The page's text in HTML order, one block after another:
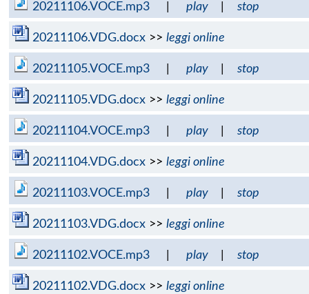
20211106.VOCE.mp3 play stop
20211106.VDG.docx >> leggi online
20211105.VOCE.mp3 play stop
20211105.VDG.docx >> leggi online
20211104.VOCE.mp3 play stop
20211104.VDG.docx >> leggi online
20211103.VOCE.mp3 play stop
20211103.VDG.docx >> leggi online
20211102.VOCE.mp3 play stop
20211102.VDG.docx >> leggi online